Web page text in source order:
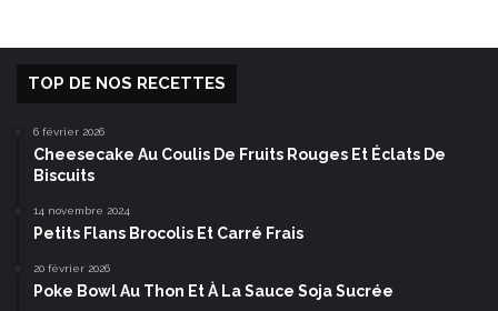
TOP DE NOS RECETTES
6 février 2026
Cheesecake Au Coulis De Fruits Rouges Et Éclats De
Biscuits
14 novembre 2024
Petits Flans Brocolis Et Carré Frais
20 février 2026
Poke Bowl Au Thon Et À La Sauce Soja Sucrée